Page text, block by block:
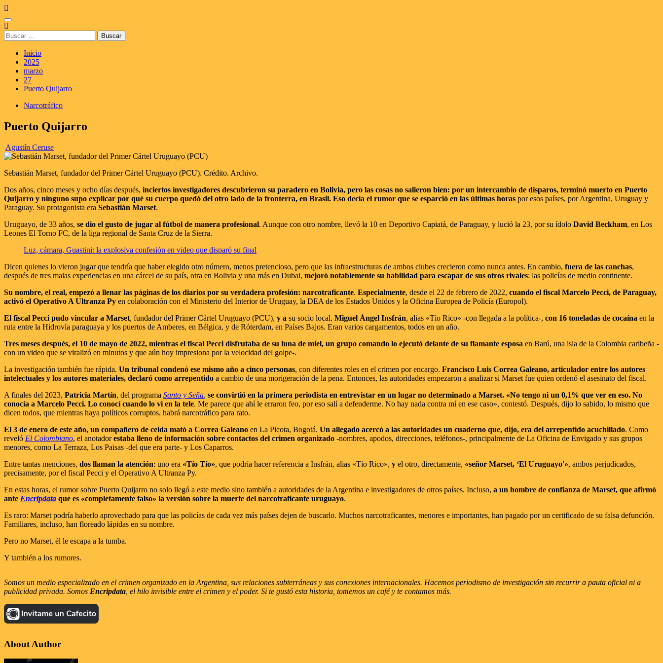
Saltar
al
contenido
Menú
principal
Buscar:
Inicio
2025
marzo
27
Puerto Quijarro
Narcotráfico
Puerto Quijarro
Agustín Ceruse
Sebastián Marset, fundador del Primer Cártel Uruguayo (PCU). Crédito. Archivo.
Dos años, cinco meses y ocho días después, inciertos investigadores descubrieron su paradero en Bolivia, pero las cosas no salieron bien: por un intercambio de disparos, terminó muerto en Puerto
Quijarro y ninguno supo explicar por qué su cuerpo quedó del otro lado de la fronterra, en Brasil. Eso decía el rumor que se esparció en las últimas horas por esos países, por Argentina, Uruguay y
Paraguay. Su protagonista era Sebastián Marset.
Uruguayo, de 33 años, se dio el gusto de jugar al fútbol de manera profesional. Aunque con otro nombre, llevó la 10 en Deportivo Capiatá, de Paraguay, y lució la 23, por su ídolo David Beckham, en Los
Leones El Torno FC, de la liga regional de Santa Cruz de la Sierra.
Luz, cámara, Guastini: la explosiva confesión en video que disparó su final
Dicen quienes lo vieron jugar que tendría que haber elegido otro número, menos pretencioso, pero que las infraestructuras de ambos clubes crecieron como nunca antes. En cambio, fuera de las canchas,
después de tres malas experiencias en una cárcel de su país, otra en Bolivia y una más en Dubai, mejoró notablemente su habilidad para escapar de sus otros rivales: las policías de medio continente.
Su nombre, el real, empezó a llenar las páginas de los diarios por su verdadera profesión: narcotraficante. Especialmente, desde el 22 de febrero de 2022, cuando el fiscal Marcelo Pecci, de Paraguay,
activó el Operativo A Ultranza Py en colaboración con el Ministerio del Interior de Uruguay, la DEA de los Estados Unidos y la Oficina Europea de Policía (Europol).
El fiscal Pecci pudo vincular a Marset, fundador del Primer Cártel Uruguayo (PCU), y a su socio local, Miguel Ángel Insfrán, alias «Tío Rico» -con llegada a la política-, con 16 toneladas de cocaína en la
ruta entre la Hidrovía paraguaya y los puertos de Amberes, en Bélgica, y de Róterdam, en Países Bajos. Eran varios cargamentos, todos en un año.
Tres meses después, el 10 de mayo de 2022, mientras el fiscal Pecci disfrutaba de su luna de miel, un grupo comando lo ejecutó delante de su flamante esposa en Barú, una isla de la Colombia caribeña -
con un video que se viralizó en minutos y que aún hoy impresiona por la velocidad del golpe-.
La investigación también fue rápida. Un tribunal condenó ese mismo año a cinco personas, con diferentes roles en el crimen por encargo. Francisco Luis Correa Galeano, articulador entre los autores
intelectuales y los autores materiales, declaró como arrepentido a cambio de una morigeración de la pena. Entonces, las autoridades empezaron a analizar si Marset fue quien ordenó el asesinato del fiscal.
A finales del 2023, Patricia Martín, del programa Santo y Seña, se convirtió en la primera periodista en entrevistar en un lugar no determinado a Marset. «No tengo ni un 0,1% que ver en eso. No
conocía a Marcelo Pecci. Lo conocí cuando lo vi en la tele. Me parece que ahí le erraron feo, por eso salí a defenderme. No hay nada contra mí en ese caso», contestó. Después, dijo lo sabido, lo mismo que
dicen todos, que mientras haya políticos corruptos, habrá narcotráfico para rato.
El 3 de enero de este año, un compañero de celda mató a Correa Galeano en La Picota, Bogotá. Un allegado acercó a las autoridades un cuaderno que, dijo, era del arrepentido acuchillado. Como
reveló El Colombiano, el anotadorestaba lleno de información sobre contactos del crimen organizado -nombres, apodos, direcciones, teléfonos-, principalmente de La Oficina de Envigado y sus grupos
menores, como La Terraza, Los Paisas -del que era parte- y Los Caparros.
Entre tantas menciones, dos llaman la atención: uno era «Tío Tío», que podría hacer referencia a Insfrán, alias «Tío Rico», y el otro, directamente, «señor Marset, ‘El Uruguayo'», ambos perjudicados,
precisamente, por el fiscal Pecci y el Operativo A Ultranza Py.
En estas horas, el rumor sobre Puerto Quijarro no solo llegó a este medio sino también a autoridades de la Argentina e investigadores de otros países. Incluso, a un hombre de confianza de Marset, que afirmó
ante Encripdata que es «completamente falso» la versión sobre la muerte del narcotraficante uruguayo.
Es raro: Marset podría haberlo aprovechado para que las policías de cada vez más países dejen de buscarlo. Muchos narcotraficantes, menores e importantes, han pagado por un certificado de su falsa defunción.
Familiares, incluso, han floreado lápidas en su nombre.
Pero no Marset, él le escapa a la tumba.
Y también a los rumores.
Somos un medio especializado en el crimen organizado en la Argentina, sus relaciones subterráneas y sus conexiones internacionales. Hacemos periodismo de investigación sin recurrir a pauta oficial ni a
publicidad privada. Somos Encripdata , el hilo invisible entre el crimen y el poder. Si te gustó esta historia, tomemos un café y te contamos más.
About Author